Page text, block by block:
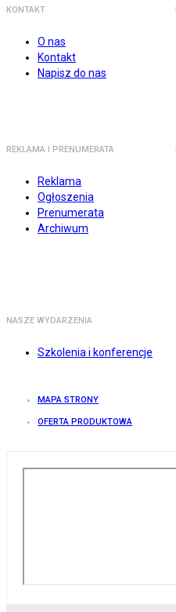
KONTAKT
O nas
Kontakt
Napisz do nas
REKLAMA I PRENUMERATA
Reklama
Ogłoszenia
Prenumerata
Archiwum
NASZE WYDARZENIA
Szkolenia i konferencje
MAPA STRONY
OFERTA PRODUKTOWA